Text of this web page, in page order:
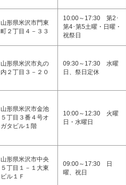
山形県米沢市門東
町２丁目４－３３
10:00～17:30 第2･
第4･第5土曜・日曜・
祝祭日
山形県米沢市丸の
内２丁目３－２０
09:30～17:30 水曜
日、祭日定休
山形県米沢市金池
５丁目３番４号オ
ガタビル１階
10:00～12:30 火曜
日・水曜日
山形県米沢市中央
５丁目１－１大東
ビル１Ｆ
09:00～17:30 日
曜、祝日